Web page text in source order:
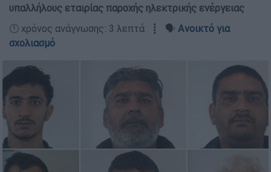
υπαλλήλους εταιρίας παροχής ηλεκτρικής ενέργειας
🕛 χρόνος ανάγνωσης: 3 λεπτά ┋ 🗣️ Ανοικτό για
σχολιασμό